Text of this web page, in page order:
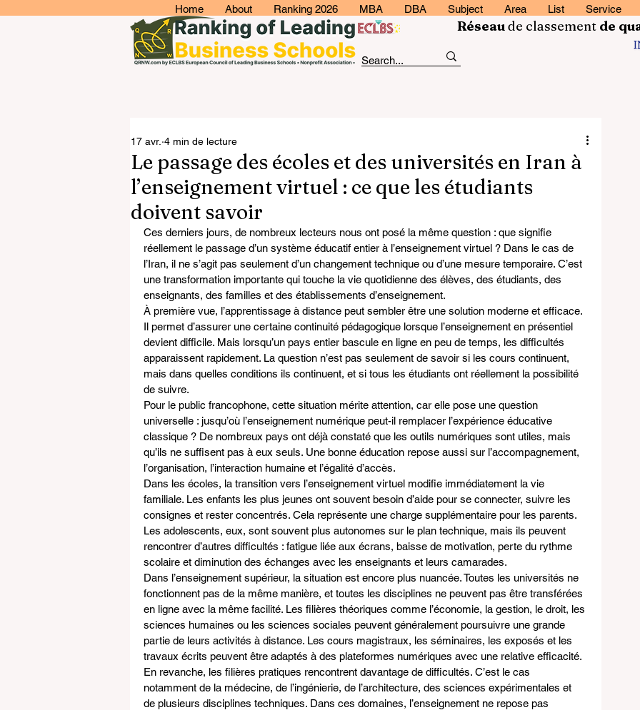
Home About Ranking 2026 MBA DBA Subject Area List Service
Réseaude classement de
Le passage des écoles et des universités en Iran à
l’enseignement virtuel : ce que les étudiants
doivent savoir
17 avr. 4 min de lecture
Ces derniers jours, de nombreux lecteurs nous ont posé la même question : que signifie
réellement le passage d’un système éducatif entier à l’enseignement virtuel ? Dans le cas de
l’Iran, il ne s’agit pas seulement d’un changement technique ou d’une mesure temporaire. C’est
une transformation importante qui touche la vie quotidienne des élèves, des étudiants, des
enseignants, des familles et des établissements d’enseignement.
À première vue, l’apprentissage à distance peut sembler être une solution moderne et efficace.
Il permet d’assurer une certaine continuité pédagogique lorsque l’enseignement en présentiel
devient difficile. Mais lorsqu’un pays entier bascule en ligne en peu de temps, les difficultés
apparaissent rapidement. La question n’est pas seulement de savoir si les cours continuent,
mais dans quelles conditions ils continuent, et si tous les étudiants ont réellement la possibilité
de suivre.
Pour le public francophone, cette situation mérite attention, car elle pose une question
universelle : jusqu’où l’enseignement numérique peut-il remplacer l’expérience éducative
classique ? De nombreux pays ont déjà constaté que les outils numériques sont utiles, mais
qu’ils ne suffisent pas à eux seuls. Une bonne éducation repose aussi sur l’accompagnement,
l’organisation, l’interaction humaine et l’égalité d’accès.
Dans les écoles, la transition vers l’enseignement virtuel modifie immédiatement la vie
familiale. Les enfants les plus jeunes ont souvent besoin d’aide pour se connecter, suivre les
consignes et rester concentrés. Cela représente une charge supplémentaire pour les parents.
Les adolescents, eux, sont souvent plus autonomes sur le plan technique, mais ils peuvent
rencontrer d’autres difficultés : fatigue liée aux écrans, baisse de motivation, perte du rythme
scolaire et diminution des échanges avec les enseignants et leurs camarades.
Dans l’enseignement supérieur, la situation est encore plus nuancée. Toutes les universités ne
fonctionnent pas de la même manière, et toutes les disciplines ne peuvent pas être transférées
en ligne avec la même facilité. Les filières théoriques comme l’économie, la gestion, le droit, les
sciences humaines ou les sciences sociales peuvent généralement poursuivre une grande
partie de leurs activités à distance. Les cours magistraux, les séminaires, les exposés et les
travaux écrits peuvent être adaptés à des plateformes numériques avec une relative efficacité.
En revanche, les filières pratiques rencontrent davantage de difficultés. C’est le cas
notamment de la médecine, de l’ingénierie, de l’architecture, des sciences expérimentales et
de plusieurs disciplines techniques. Dans ces domaines, l’enseignement ne repose pas